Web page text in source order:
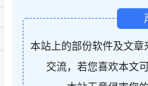
本站上的部份软件及文
交流，若您喜欢本文